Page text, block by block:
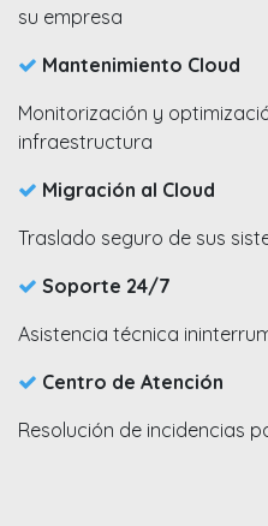
su empresa​
Mantenimiento Cloud​
Monitorización y
infraestructura
Migración al Cloud​
Traslado seguro de sus
Soporte 24/7​
Asistencia técnica
Centro de Atención​
Resolución de incidencias